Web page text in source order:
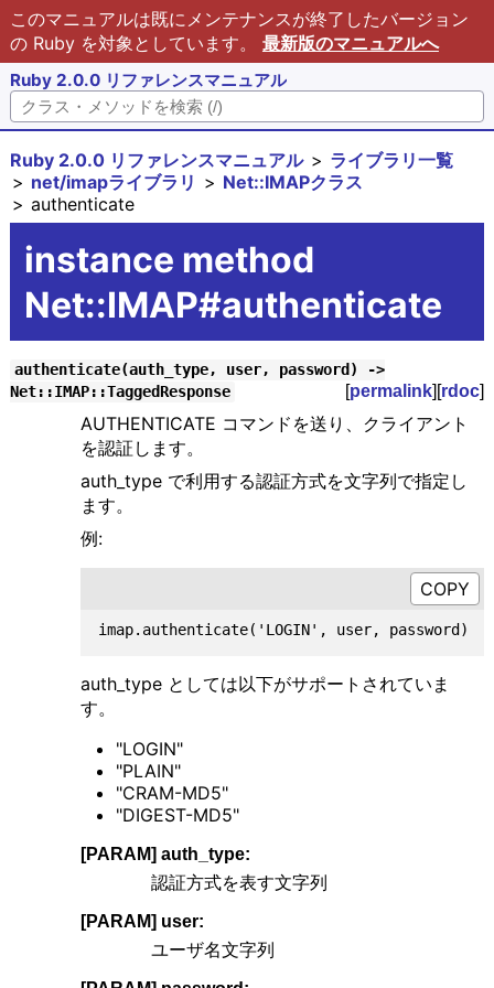
このマニュアルは既にメンテナンスが終了したバージョン
の Ruby を対象としています。 最新版のマニュアルへ
Ruby 2.0.0 リファレンスマニュアル
Ruby 2.0.0 リファレンスマニュアル
ライブラリ一覧
net/imapライブラリ
Net::IMAPクラス
authenticate
instance method
Net::IMAP#authenticate
authenticate(auth_type, user, password) ->
Net::IMAP::TaggedResponse
[permalink][rdoc]
AUTHENTICATE コマンドを送り、クライアント
を認証します。
auth_type で利用する認証方式を文字列で指定し
ます。
例:
auth_type としては以下がサポートされていま
す。
"LOGIN"
"PLAIN"
"CRAM-MD5"
"DIGEST-MD5"
[PARAM] auth_type:
認証方式を表す文字列
[PARAM] user:
ユーザ名文字列